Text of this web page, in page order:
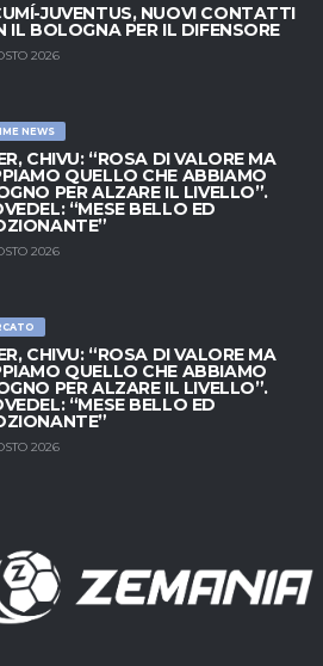
JUVENTUS, NUOVI CONTATTI
IL BOLOGNA PER IL DIFENSORE
2026
NEWS
CHIVU: “ROSA DI VALORE MA
QUELLO CHE ABBIAMO
PER ALZARE IL LIVELLO”.
“MESE BELLO ED
2026
CHIVU: “ROSA DI VALORE MA
QUELLO CHE ABBIAMO
PER ALZARE IL LIVELLO”.
“MESE BELLO ED
2026
“LA
NON
dopo l’ incontro, durato circa 6 ore tra
Questa notte, però, il numero 1
è ancora in piedi e che, naturalmente,
vediamo che succederà ma al
un altro incontro tra Lotito e il
positivi ma la giornata di oggi, in quanto